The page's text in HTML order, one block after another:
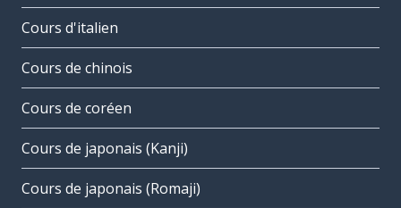
Cours d'italien
Cours de chinois
Cours de coréen
Cours de japonais (Kanji)
Cours de japonais (Romaji)